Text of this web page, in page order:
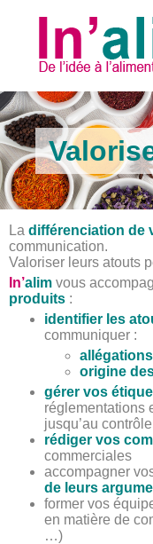
La différenciation de
communication.
Valoriser leurs atouts
In’alim vous
produits :
identifier les
communiquer :
origine
gérer vos
réglementations
jusqu’au
rédiger vos
commerciales
accompagner
de leurs
former vos
en matière de
…)